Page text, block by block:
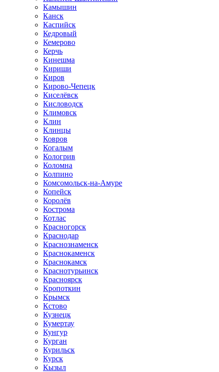
Камышин
Канск
Каспийск
Кедровый
Кемерово
Керчь
Кинешма
Кириши
Киров
Кирово-Чепецк
Киселёвск
Кисловодск
Климовск
Клин
Клинцы
Ковров
Когалым
Кологрив
Коломна
Колпино
Комсомольск-на-Амуре
Копейск
Королёв
Кострома
Котлас
Красногорск
Краснодар
Краснознаменск
Краснокаменск
Краснокамск
Краснотурьинск
Красноярск
Кропоткин
Крымск
Кстово
Кузнецк
Кумертау
Кунгур
Курган
Курильск
Курск
Кызыл